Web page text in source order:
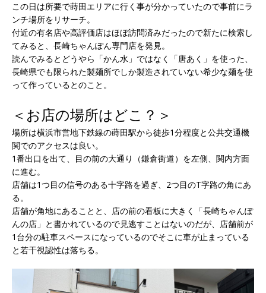
この日は所要で蒔田エリアに行く事が分かっていたので事前にラ
ンチ場所をリサーチ。
付近の有名店や高評価店はほぼ訪問済みだったので新たに検索し
てみると、長崎ちゃんぽん専門店を発見。
読んでみるとどうやら「かん水」ではなく「唐あく」を使った、
長崎県でも限られた製麺所でしか製造されていない希少な麺を使
って作っているとのこと。
＜お店の場所はどこ？＞
場所は横浜市営地下鉄線の蒔田駅から徒歩1分程度と公共交通機
関でのアクセスは良い。
1番出口を出て、目の前の大通り（鎌倉街道）を左側、関内方面
に進む。
店舗は1つ目の信号のある十字路を過ぎ、2つ目のT字路の角にあ
る。
店舗が角地にあることと、店の前の看板に大きく「長崎ちゃんぽ
んの店」と書かれているので見逃すことはないのだが、店舗前が
1台分の駐車スペースになっているのでそこに車が止まっている
と若干視認性は落ちる。